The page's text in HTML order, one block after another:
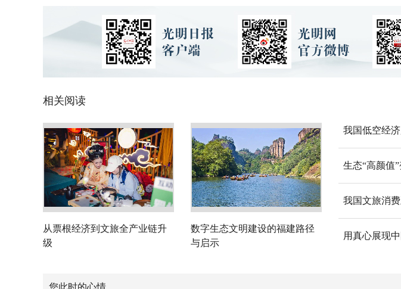
相关阅读
从票根经济到文旅全产业链升
级
数字生态文明建设的福建路径
与启示
我国低空经
生态“高颜值
我国文旅消
用真心展现
您此时的心情